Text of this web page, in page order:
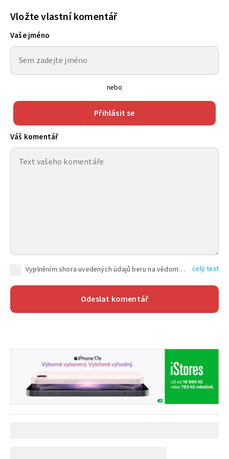
Vložte vlastní komentář
Vaše jméno
nebo
Přihlásit se
Váš komentář
Vyplněním shora uvedených údajů beru na vědomí, že společnost TEXT FACTORY s.r.o., sídlem Brno, Durďákova 336/29, Černá Pole, PSČ: 613 00, IČ: 06157831, zapsané u Krajského soudu v Brně, oddíl C, vložka 100399, bude zpracovávat mé osobní údaje uvedené v rámci mnou vyplněného registračního formuláře na základě oprávněných zájmů TEXT FACTORY s.r.o. dle čl. 6 odst. 1 písm. f) GDPR a pro splnění právních povinností (čl. 6 odst. 1 písm. c) GDPR), a to pro tyto účely: nezbytnost zajistit oprávnění návštěvníka webových stránek provozovaných společností TEXT FACTORY s.r.o. přispívat aktivně ke zveřejněným článkům nebo v rámci diskusních fór a výkon práv TEXT FACTORY s.r.o. jako administrátora těchto diskusních fór. Více informací o zpracování osobních údajů a právech lze nalézt v celý text